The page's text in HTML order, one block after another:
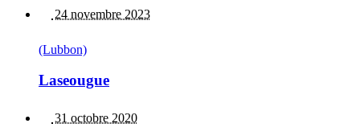
24 novembre 2023
(Lubbon)
Laseougue
31 octobre 2020